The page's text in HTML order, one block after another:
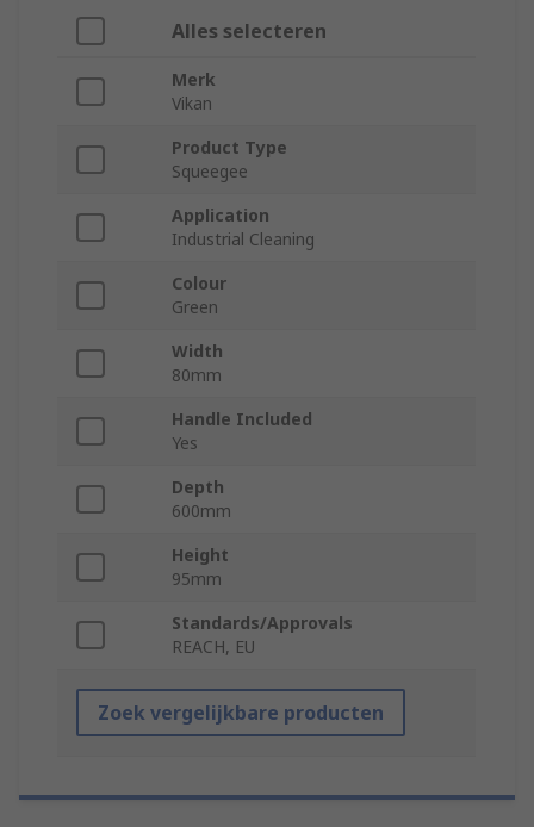
Alles selecteren
Merk
Vikan
Product Type
Squeegee
Application
Industrial Cleaning
Colour
Green
Width
80mm
Handle Included
Yes
Depth
600mm
Height
95mm
Standards/Approvals
REACH, EU
Zoek vergelijkbare producten